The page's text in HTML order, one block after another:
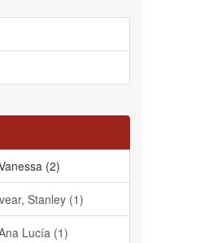
(2)
Stanley (1)
Lucía (1)